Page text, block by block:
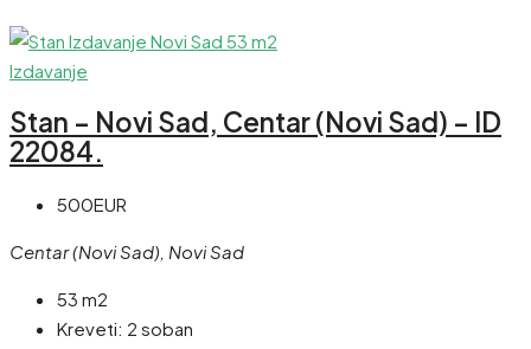
Izdavanje
Stan – Novi Sad, Centar (Novi Sad) – ID
22084.
500EUR
Centar (Novi Sad), Novi Sad
53 m2
Kreveti: 2 soban